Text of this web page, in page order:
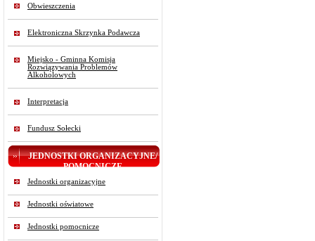
Obwieszczenia
Elektroniczna Skrzynka Podawcza
Miejsko - Gminna Komisja
Rozwiązywania Problemów
Alkoholowych
Interpretacja
Fundusz Sołecki
JEDNOSTKI ORGANIZACYJNE/
POMOCNICZE
Jednostki organizacyjne
Jednostki oświatowe
Jednostki pomocnicze